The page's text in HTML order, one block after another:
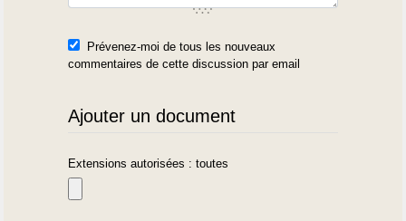
Prévenez-moi de tous les nouveaux
commentaires de cette discussion par email
Ajouter un document
Extensions autorisées : toutes